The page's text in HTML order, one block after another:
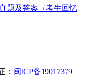
题及答案（考生回忆
： 闽ICP备19017379